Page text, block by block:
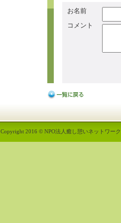
お名前
コメント
Copyright 2016 © NPO法人癒し憩いネットワー